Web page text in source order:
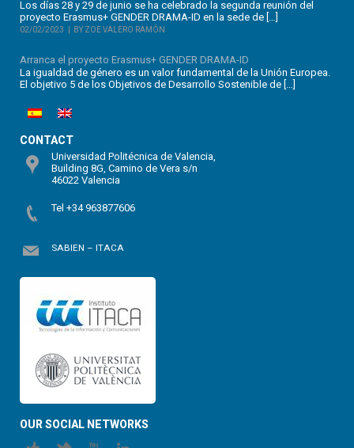
Los días 28 y 29 de junio se ha celebrado la segunda reunión del
proyecto Erasmus+ GENDER DRAMA-ID en la sede de […]
02/02/2023 BY ZOE VALERO RAMÓN
Arranca el proyecto Erasmus+ GENDER DRAMA-ID
La igualdad de género es un valor fundamental de la Unión Europea.
El objetivo 5 de los Objetivos de Desarrollo Sostenible de […]
CONTACT
Universidad Politécnica de Valencia,
Building 8G, Camino de Vera s/n
46022 Valencia
Tel +34 963877606
SABIEN – ITACA
OUR SOCIAL NETWORKS